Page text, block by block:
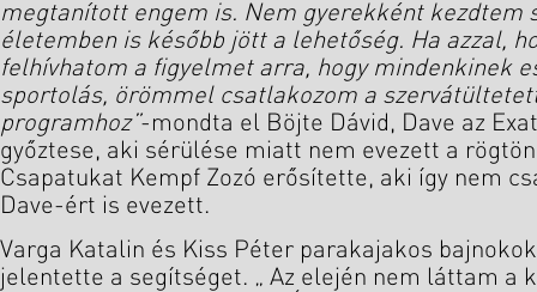
megtanított engem is. Nem gyerekként kezdtem
életemben is később jött a lehetőség. Ha azzal,
felhívhatom a figyelmet arra, hogy mindenkinek
sportolás, örömmel csatlakozom a
programhoz”-mondta el Böjte Dávid, Dave az
győztese, aki sérülése miatt nem evezett a
Csapatukat Kempf Zozó erősítette, aki így nem
Dave-ért is evezett.
Varga Katalin és Kiss Péter parakajakos
jelentette a segítséget. „ Az elején nem láttam a